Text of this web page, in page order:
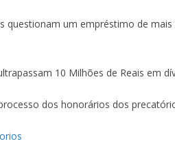
questionam um empréstimo de
10 Milhões de Reais em
dos honorários dos